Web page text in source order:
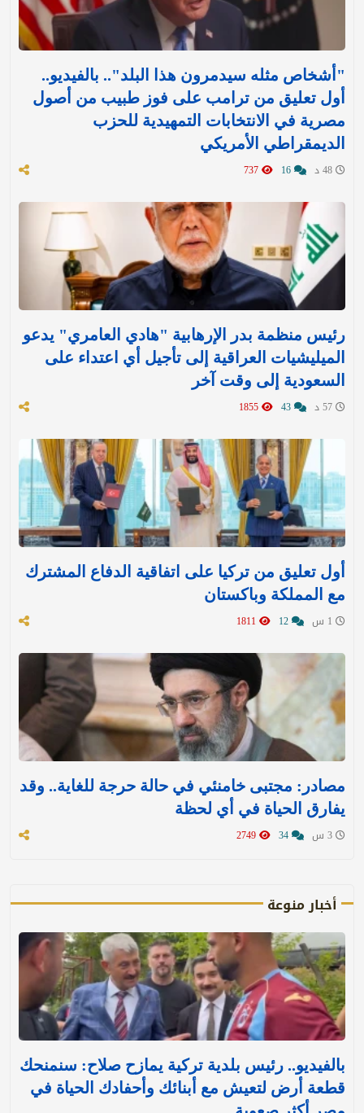
"أشخاص مثله سيدمرون هذا البلد".. بالفيديو..
أول تعليق من ترامب على فوز طبيب من أصول
مصرية في الانتخابات التمهيدية للحزب
الديمقراطي الأمريكي
رئيس منظمة بدر الإرهابية "هادي العامري" يدعو
الميليشيات العراقية إلى تأجيل أي اعتداء على
السعودية إلى وقت آخر
أول تعليق من تركيا على اتفاقية الدفاع المشترك
مع المملكة وباكستان
مصادر: مجتبى خامنئي في حالة حرجة للغاية.. وقد
يفارق الحياة في أي لحظة
أخبار منوعة
بالفيديو.. رئيس بلدية تركية يمازح صلاح: سنمنحك
قطعة أرض لتعيش مع أبنائك وأحفادك الحياة في